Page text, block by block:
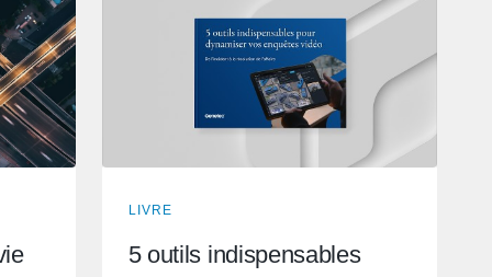
LIVRE
5 outils indispensables